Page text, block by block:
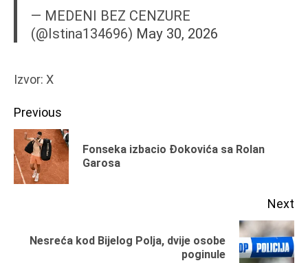
— MEDENI BEZ CENZURE
(@Istina134696) May 30, 2026
Izvor: X
Continue
Reading
Previous
Fonseka izbacio Đokovića sa Rolan
Garosa
Next
NextNesreća kod Bijelog Polja, dvije osobe
poginule